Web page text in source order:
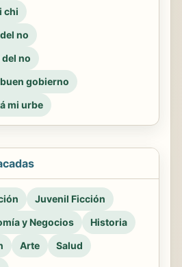
chi
no
no
gobierno
mi urbe
Juvenil Ficción
y Negocios
Historia
Arte
Salud